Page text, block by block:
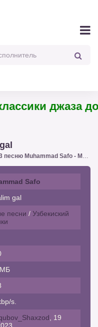
джаза до
Muhammad Safo - Mozalim gal
Safo
gal
песни / Узбекиский
s.
, 19